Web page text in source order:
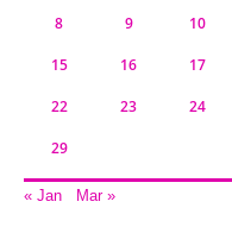
8 9 10
15 16 17
22 23 24
29
« Jan Mar »